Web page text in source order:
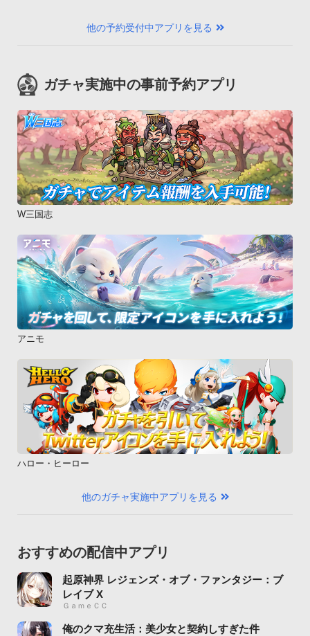
他の予約受付中アプリを見る
ガチャ実施中の事前予約アプリ
W三国志
アニモ
ハロー・ヒーロー
他のガチャ実施中アプリを見る
おすすめの配信中アプリ
起原神界 レジェンズ・オブ・ファンタジー：ブ
レイブ X
ＧａｍｅＣＣ
俺のクマ充生活：美少女と契約しすぎた件